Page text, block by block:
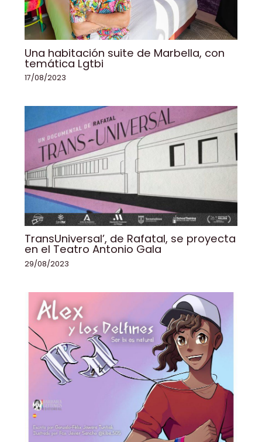
Una habitación suite de Marbella, con
temática Lgtbi
17/08/2023
TransUniversal’, de Rafatal, se proyecta
en el Teatro Antonio Gala
29/08/2023